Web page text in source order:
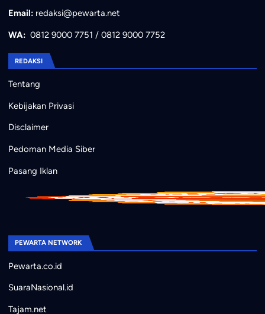
Email: redaksi@pewarta.net
WA: 0812 9000 7751 / 0812 9000 7752
REDAKSI
Tentang
Kebijakan Privasi
Disclaimer
Pedoman Media Siber
Pasang Iklan
PEWARTA NETWORK
Pewarta.co.id
SuaraNasional.id
Tajam.net